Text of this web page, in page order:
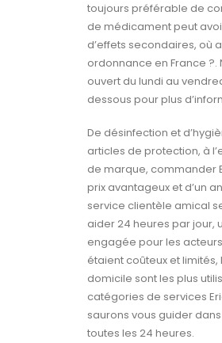
toujours préférable de
de médicament peut
d’effets secondaires, où
ordonnance en France
ouvert du lundi au
dessous pour plus
De désinfection et
articles de protection, à
de marque, commander
prix avantageux et d’un
service clientèle amical
aider 24 heures par jour,
engagée pour les
étaient coûteux et
domicile sont les plus
catégories de services
saurons vous guider
toutes les 24 heures.